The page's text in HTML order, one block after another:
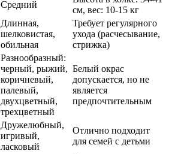
Средний
см, вес: 10-15 кг
Длинная,
шелковистая,
обильная
Требует регулярного
ухода (расчесывание,
стрижка)
Разнообразный:
черный, рыжий,
коричневый,
палевый,
двухцветный,
трехцветный
Белый окрас
допускается, но не
является
предпочтительным
Дружелюбный,
игривый,
ласковый
Отлично подходит
для семей с детьми